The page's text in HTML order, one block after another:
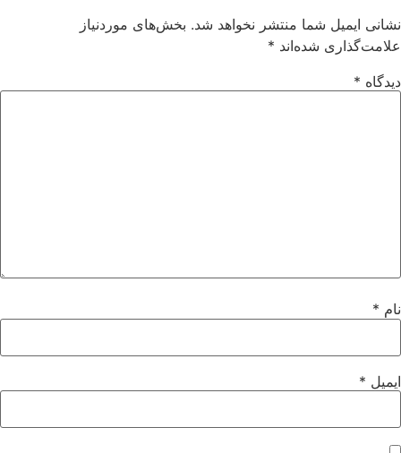
نشانی ایمیل شما منتشر نخواهد شد. بخش‌های موردنیاز
علامت‌گذاری شده‌اند *
دیدگاه *
نام *
ایمیل *